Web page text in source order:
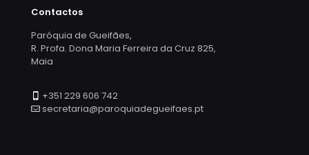
Contactos
Paróquia de Gueifães,
R. Profa. Dona Maria Ferreira da Cruz 825,
Maia
+351 229 606 742
secretaria@paroquiadegueifaes.pt